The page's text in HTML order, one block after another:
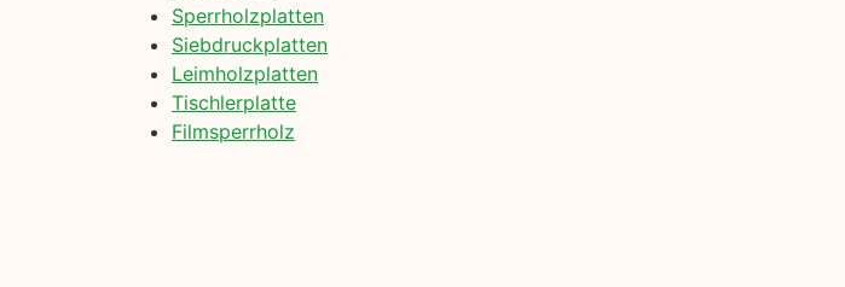
Sperrholzplatten
Siebdruckplatten
Leimholzplatten
Tischlerplatte
Filmsperrholz